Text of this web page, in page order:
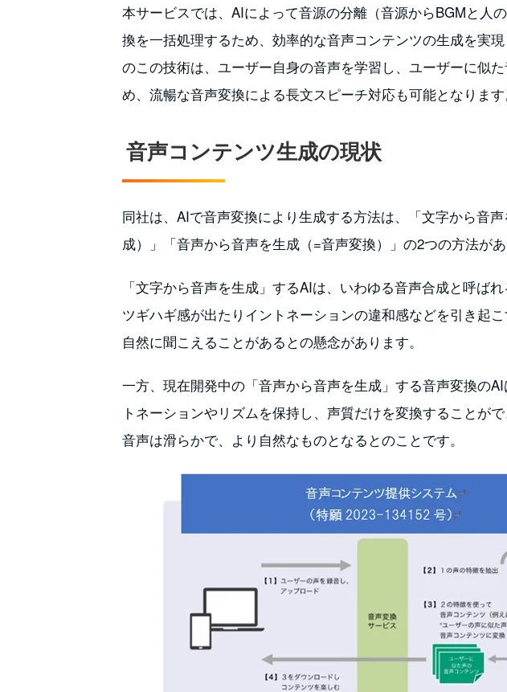
本サービスでは、AIによって音源の分離（音源からBGMと人
換を一括処理するため、効率的な音声コンテンツの生成を実
のこの技術は、ユーザー自身の音声を学習し、ユーザーに似
め、流暢な音声変換による長文スピーチ対応も可能となります
音声コンテンツ生成の現状
同社は、AIで音声変換により生成する方法は、「文字から音
成）」「音声から音声を生成（=音声変換）」の2つの方法があ
「文字から音声を生成」するAIは、いわゆる音声合成と呼ば
ツギハギ感が出たりイントネーションの違和感などを引き起
自然に聞こえることがあるとの懸念があります。
一方、現在開発中の「音声から音声を生成」する音声変換の
トネーションやリズムを保持し、声質だけを変換することが
音声は滑らかで、より自然なものとなるとのことです。